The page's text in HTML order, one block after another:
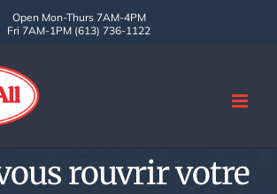
Open Mon-Thurs 7AM-4PM
Fri 7AM-1PM (613) 736-1122
rouvrir votre